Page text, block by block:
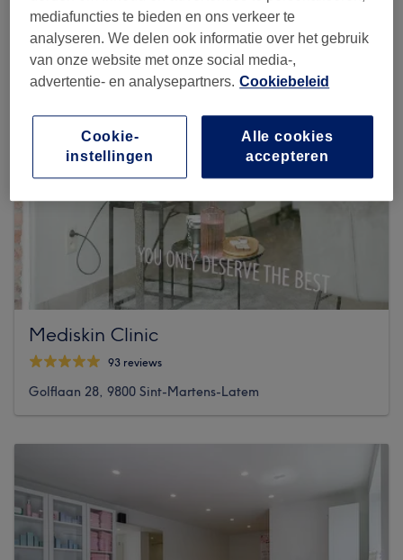
Mediskin Clinic
93 reviews
Golflaan 28, 9800 Sint-Martens-Latem
mediafuncties te bieden en ons verkeer te
analyseren. We delen ook informatie over het gebruik
van onze website met onze social media-,
advertentie- en analysepartners. Cookiebeleid
Alle cookies
accepteren
Cookie-
instellingen